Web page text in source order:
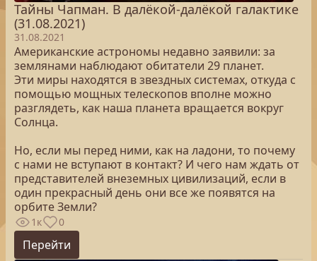
Тайны Чапман. В далёкой-далёкой галактике
(31.08.2021)
31.08.2021
Американские астрономы недавно заявили: за
землянами наблюдают обитатели 29 планет.
Эти миры находятся в звездных системах, откуда с
помощью мощных телескопов вполне можно
разглядеть, как наша планета вращается вокруг
Солнца.
Но, если мы перед ними, как на ладони, то почему
с нами не вступают в контакт? И чего нам ждать от
представителей внеземных цивилизаций, если в
один прекрасный день они все же появятся на
орбите Земли?
1к 0
Перейти